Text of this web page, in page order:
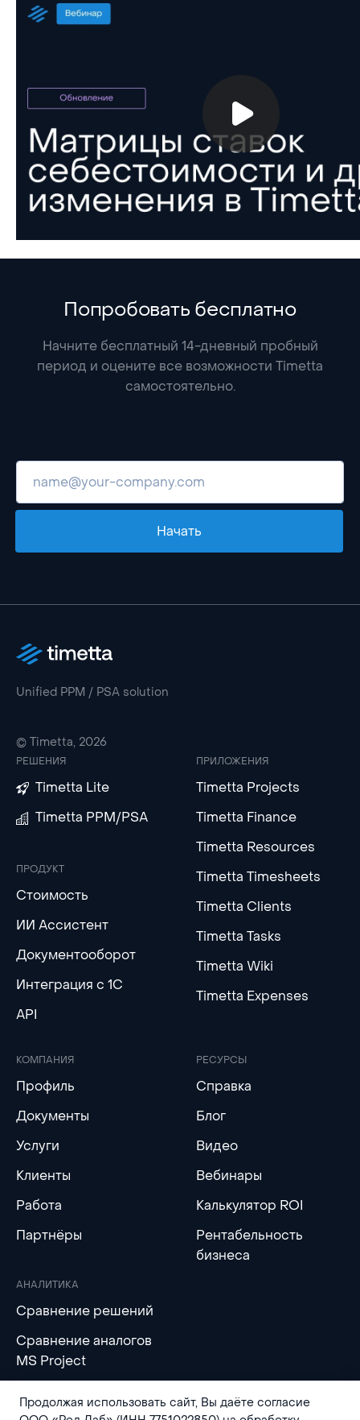
Попробовать бесплатно
Начните бесплатный 14-дневный пробный
период и оцените все возможности Timetta
самостоятельно.
Начать
Unified PPM / PSA solution
© Timetta, 2026
РЕШЕНИЯ
Timetta Lite
Timetta PPM/PSA
ПРОДУКТ
Стоимость
ИИ Ассистент
Документооборот
Интеграция с 1С
API
ПРИЛОЖЕНИЯ
Timetta Projects
Timetta Finance
Timetta Resources
Timetta Timesheets
Timetta Clients
Timetta Tasks
Timetta Wiki
Timetta Expenses
КОМПАНИЯ
Профиль
Документы
Услуги
Клиенты
Работа
Партнёры
РЕСУРСЫ
Справка
Блог
Видео
Вебинары
Калькулятор ROI
Рентабельность
бизнеса
АНАЛИТИКА
Сравнение решений
Сравнение аналогов
MS Project
Продолжая использовать сайт, Вы даёте согласие